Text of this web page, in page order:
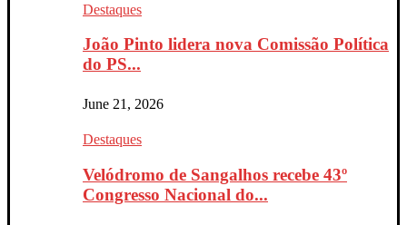
Destaques
João Pinto lidera nova Comissão Política
do PS...
June 21, 2026
Destaques
Velódromo de Sangalhos recebe 43º
Congresso Nacional do...